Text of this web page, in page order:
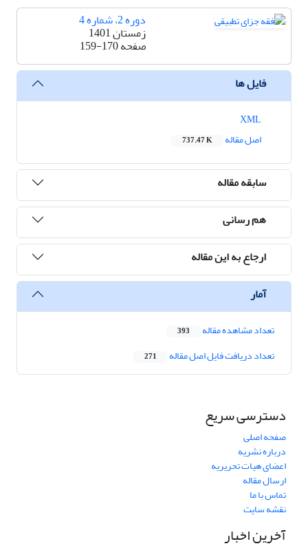
دوره 2، شماره 4
زمستان 1401
صفحه159-170
فایل ها
اصل مقاله
737.47 K
سابقه مقاله
هم رسانی
ارجاع به این مقاله
آمار
تعداد مشاهده مقاله 393
تعداد دریافت فایل اصل مقاله 271
دسترسی سریع
صفحه اصلی
درباره نشریه
اعضای هیات تحریریه
ارسال مقاله
تماس با ما
نقشه سایت
آخرین اخبار